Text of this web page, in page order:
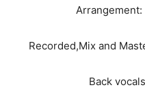
Arrangement:
Recorded,Mix and
Back